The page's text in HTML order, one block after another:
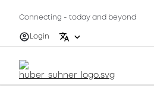
Connecting - today and beyond
Login